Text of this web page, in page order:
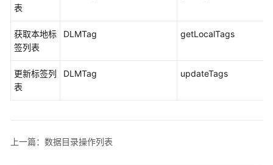
操
表
践
表
获取本地标
签列表
DLMTag getLocalTags
更新标签列
表
DLMTag updateTags
上一篇：数据目录操作列表